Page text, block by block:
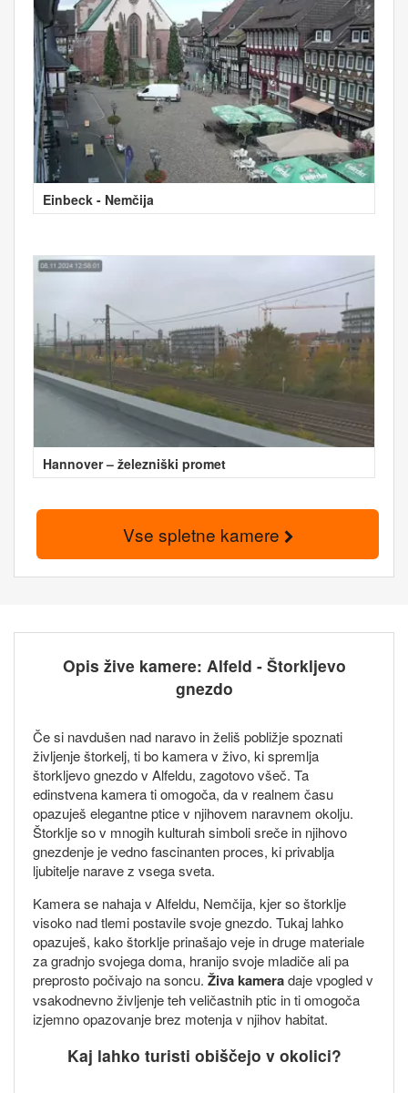
Einbeck - Nemčija
Hannover – železniški promet
Vse spletne kamere
Opis žive kamere: Alfeld - Štorkljevo
gnezdo
Če si navdušen nad naravo in želiš pobližje spoznati
življenje štorkelj, ti bo kamera v živo, ki spremlja
štorkljevo gnezdo v Alfeldu, zagotovo všeč. Ta
edinstvena kamera ti omogoča, da v realnem času
opazuješ elegantne ptice v njihovem naravnem okolju.
Štorklje so v mnogih kulturah simboli sreče in njihovo
gnezdenje je vedno fascinanten proces, ki privablja
ljubitelje narave z vsega sveta.
Kamera se nahaja v Alfeldu, Nemčija, kjer so štorklje
visoko nad tlemi postavile svoje gnezdo. Tukaj lahko
opazuješ, kako štorklje prinašajo veje in druge materiale
za gradnjo svojega doma, hranijo svoje mladiče ali pa
preprosto počivajo na soncu. Živa kameradaje vpogled v
vsakodnevno življenje teh veličastnih ptic in ti omogoča
izjemno opazovanje brez motenja v njihov habitat.
Kaj lahko turisti obiščejo v okolici?